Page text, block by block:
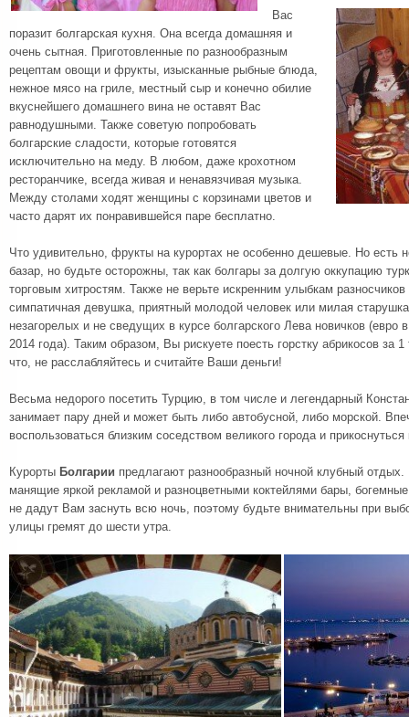
Вас
поразит болгарская кухня. Она всегда домашняя и
очень сытная. Приготовленные по разнообразным
рецептам овощи и фрукты, изысканные рыбные блюда,
нежное мясо на гриле, местный сыр и конечно обилие
вкуснейшего домашнего вина не оставят Вас
равнодушными. Также советую попробовать
болгарские сладости, которые готовятся
исключительно на меду. В любом, даже крохотном
ресторанчике, всегда живая и ненавязчивая музыка.
Между столами ходят женщины с корзинами цветов и
часто дарят их понравившейся паре бесплатно.
Что удивительно, фрукты на курортах не особенно дешевые. Но есть
базар, но будьте осторожны, так как болгары за долгую оккупацию
торговым хитростям. Также не верьте искренним улыбкам
симпатичная девушка, приятный молодой человек или милая
незагорелых и не сведущих в курсе болгарского Лева новичков (евро
2014 года). Таким образом, Вы рискуете поесть горстку абрикосов за
что, не расслабляйтесь и считайте Ваши деньги!
Весьма недорого посетить Турцию, в том числе и легендарный
занимает пару дней и может быть либо автобусной, либо морской.
воспользоваться близким соседством великого города и прикоснуться
Курорты Болгарии предлагают разнообразный ночной клубный
манящие яркой рекламой и разноцветными коктейлями бары,
не дадут Вам заснуть всю ночь, поэтому будьте внимательны при
улицы гремят до шести утра.